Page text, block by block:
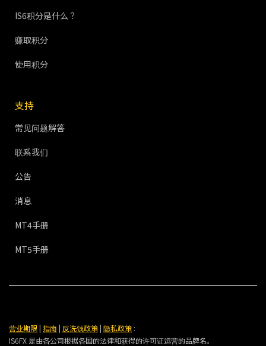
IS6积分是什么？
赚取积分
使用积分
支持
常见问题解答
联系我们
公告
消息
MT4手册
MT5手册
营业期限| 指南 | 反洗钱政策| 隐私政策 :
IS6FX 是由各公司根据各国的法律和获得的许可证运营的品牌名。